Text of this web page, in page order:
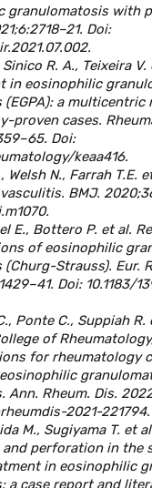
granulomatosis with
Doi:
R. A., Teixeira V.
in eosinophilic
a
proven cases.
Doi:
keaa416.
Welsh N., Farrah T.E.
BMJ.
E., Bottero P. et al.
of eosinophilic
Strauss). Eur.
Doi: 10.1183/
Ponte C., Suppiah
of
for rheumatology
Ann. Rheum. Dis.
2021-221794.
M., Sugiyama T. et
perforation in the
in eosinophilic
a case report and